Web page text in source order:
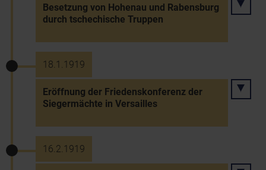
Besetzung von Hohenau und Rabensburg
durch tschechische Truppen
18.1.1919
Eröffnung der Friedenskonferenz der
Siegermächte in Versailles
16.2.1919